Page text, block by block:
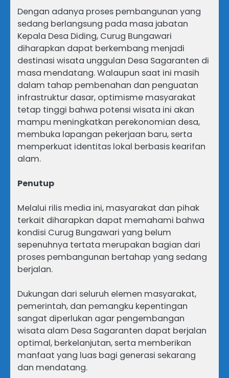
Dengan adanya proses pembangunan yang
sedang berlangsung pada masa jabatan
Kepala Desa Diding, Curug Bungawari
diharapkan dapat berkembang menjadi
destinasi wisata unggulan Desa Sagaranten di
masa mendatang. Walaupun saat ini masih
dalam tahap pembenahan dan penguatan
infrastruktur dasar, optimisme masyarakat
tetap tinggi bahwa potensi wisata ini akan
mampu meningkatkan perekonomian desa,
membuka lapangan pekerjaan baru, serta
memperkuat identitas lokal berbasis kearifan
alam.
Penutup
Melalui rilis media ini, masyarakat dan pihak
terkait diharapkan dapat memahami bahwa
kondisi Curug Bungawari yang belum
sepenuhnya tertata merupakan bagian dari
proses pembangunan bertahap yang sedang
berjalan.
Dukungan dari seluruh elemen masyarakat,
pemerintah, dan pemangku kepentingan
sangat diperlukan agar pengembangan
wisata alam Desa Sagaranten dapat berjalan
optimal, berkelanjutan, serta memberikan
manfaat yang luas bagi generasi sekarang
dan mendatang.